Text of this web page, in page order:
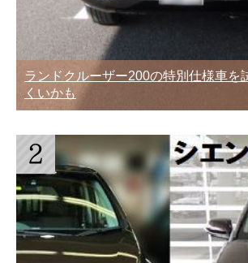
ランドクルーザー200の特別仕様車を
くいかも